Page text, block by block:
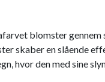
blomster gennem
skaber en slående
hvor den med sine